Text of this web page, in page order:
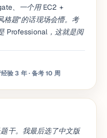
、一个用 EC2 +
题"的话现场会懵。考
Professional，这就是阅
验 3 年· 备考 10 周
干。我最后选了中文版